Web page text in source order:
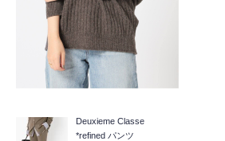
Deuxieme Classe
*refined パンツ